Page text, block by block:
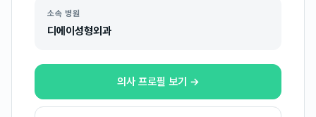
소속 병원
디에이성형외과
의사 프로필 보기 →